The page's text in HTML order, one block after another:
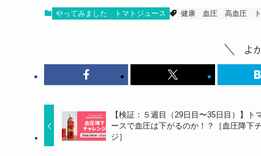
やってみました トマトジュース 健康 血圧 高血圧
よ
【検証：５週目（29日目〜35日目）】ト
ースで血圧は下がるのか！？［血圧降下
ジ］